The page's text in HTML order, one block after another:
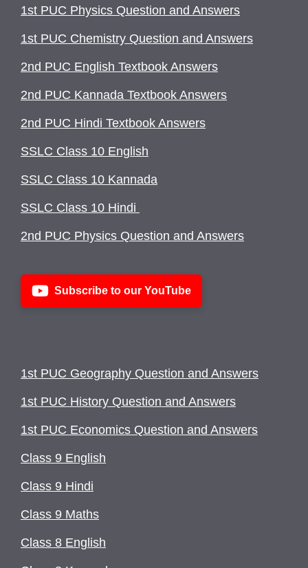
1st PUC Physics Question and Answers
1st PUC Chemistry Question and Answers
2nd PUC English Textbook Answers
2nd PUC Kannada Textbook Answers
2nd PUC Hindi Textbook Answers
SSLC Class 10 English
SSLC Class 10 Kannada
SSLC Class 10 Hindi
2nd PUC Physics Question and Answers
Subscribe to our YouTube
1st PUC Geography Question and Answers
1st PUC History Question and Answers
1st PUC Economics Question and Answers
Class 9 English
Class 9 Hindi
Class 9 Maths
Class 8 English